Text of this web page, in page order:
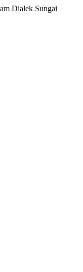
Dialek Sungai